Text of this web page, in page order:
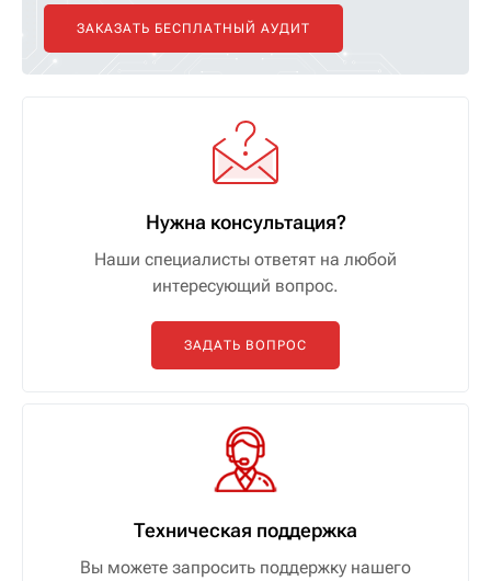
ЗАКАЗАТЬ БЕСПЛАТНЫЙ АУДИТ
Нужна консультация?
Наши специалисты ответят на любой
интересующий вопрос.
ЗАДАТЬ ВОПРОС
Техническая поддержка
Вы можете запросить поддержку нашего